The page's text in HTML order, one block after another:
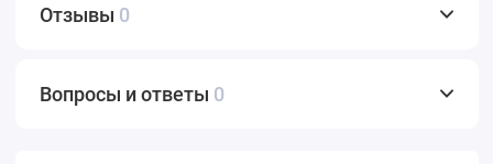
Отзывы 0
Вопросы и ответы 0